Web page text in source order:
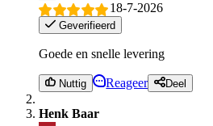
18-7-2026
Geverifieerd
Goede en snelle levering
Nuttig Reageer Deel
Henk Baar